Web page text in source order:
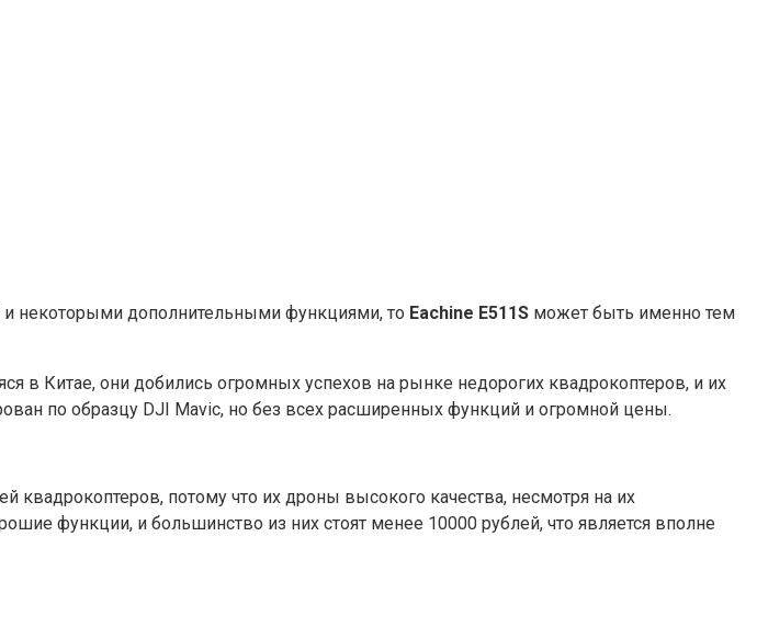
и некоторыми дополнительными функциями, то Eachine E511S может быть именно тем
в Китае, они добились огромных успехов на рынке недорогих квадрокоптеров, и их
по образцу DJI Mavic, но без всех расширенных функций и огромной цены.
потому что их дроны высокого качества, несмотря на их
функции, и большинство из них стоят менее 10000 рублей, что является вполне